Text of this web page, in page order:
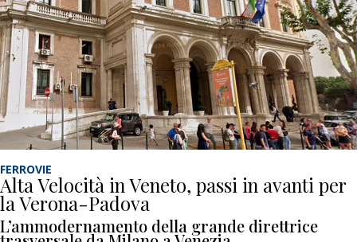
FERROVIE
Alta Velocità in Veneto, passi in avanti per
la Verona-Padova
L’ammodernamento della grande direttrice